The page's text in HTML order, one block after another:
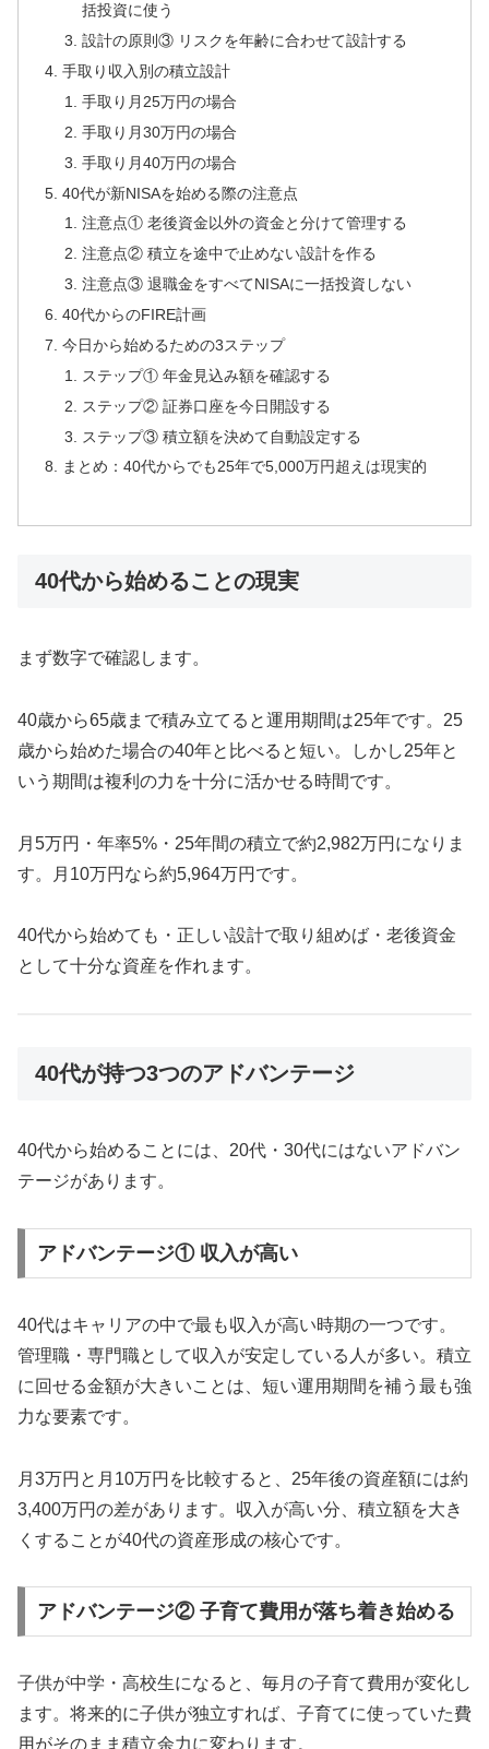
括投資に使う
設計の原則③ リスクを年齢に合わせて設計する
手取り収入別の積立設計
手取り月25万円の場合
手取り月30万円の場合
手取り月40万円の場合
40代が新NISAを始める際の注意点
注意点① 老後資金以外の資金と分けて管理する
注意点② 積立を途中で止めない設計を作る
注意点③ 退職金をすべてNISAに一括投資しない
40代からのFIRE計画
今日から始めるための3ステップ
ステップ① 年金見込み額を確認する
ステップ② 証券口座を今日開設する
ステップ③ 積立額を決めて自動設定する
まとめ：40代からでも25年で5,000万円超えは現実的
40代から始めることの現実
まず数字で確認します。
40歳から65歳まで積み立てると運用期間は25年です。25
歳から始めた場合の40年と比べると短い。しかし25年と
いう期間は複利の力を十分に活かせる時間です。
月5万円・年率5%・25年間の積立で約2,982万円になりま
す。月10万円なら約5,964万円です。
40代から始めても・正しい設計で取り組めば・老後資金
として十分な資産を作れます。
40代が持つ3つのアドバンテージ
40代から始めることには、20代・30代にはないアドバン
テージがあります。
アドバンテージ① 収入が高い
40代はキャリアの中で最も収入が高い時期の一つです。
管理職・専門職として収入が安定している人が多い。積立
に回せる金額が大きいことは、短い運用期間を補う最も強
力な要素です。
月3万円と月10万円を比較すると、25年後の資産額には約
3,400万円の差があります。収入が高い分、積立額を大き
くすることが40代の資産形成の核心です。
アドバンテージ② 子育て費用が落ち着き始める
子供が中学・高校生になると、毎月の子育て費用が変化し
ます。将来的に子供が独立すれば、子育てに使っていた費
用がそのまま積立余力に変わります。